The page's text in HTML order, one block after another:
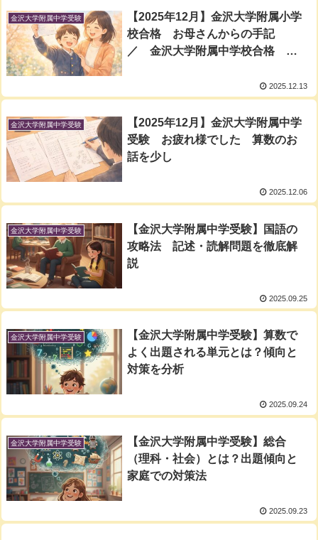
金沢大学附属中学受験
【2025年12月】金沢大学附属小学
校合格 お母さんからの手記
／ 金沢大学附属中学校合格 生
2025.12.13
金沢大学附属中学受験
【2025年12月】金沢大学附属中学
受験 お疲れ様でした 算数のお
話を少し
2025.12.06
金沢大学附属中学受験
【金沢大学附属中学受験】国語の
攻略法 記述・読解問題を徹底解
説
2025.09.25
金沢大学附属中学受験
【金沢大学附属中学受験】算数で
よく出題される単元とは？傾向と
対策を分析
2025.09.24
金沢大学附属中学受験
【金沢大学附属中学受験】総合
（理科・社会）とは？出題傾向と
家庭での対策法
2025.09.23